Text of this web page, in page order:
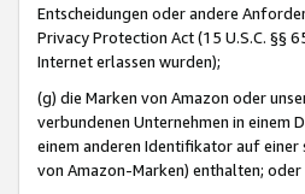
Entscheidungen oder andere
Privacy Protection Act (15 U.S.C. §§
Internet erlassen wurden);
(g) die Marken von Amazon oder
verbundenen Unternehmen in einem
einem anderen Identifikator auf einer
von Amazon-Marken) enthalten; oder